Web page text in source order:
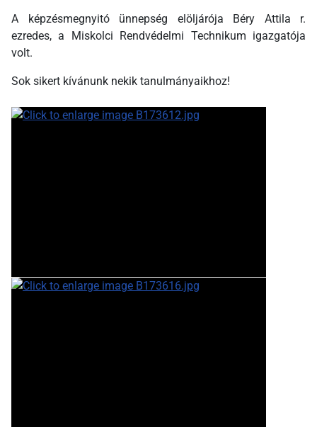
A képzésmegnyitó ünnepség elöljárója Béry Attila r.
ezredes, a Miskolci Rendvédelmi Technikum igazgatója
volt.
Sok sikert kívánunk nekik tanulmányaikhoz!